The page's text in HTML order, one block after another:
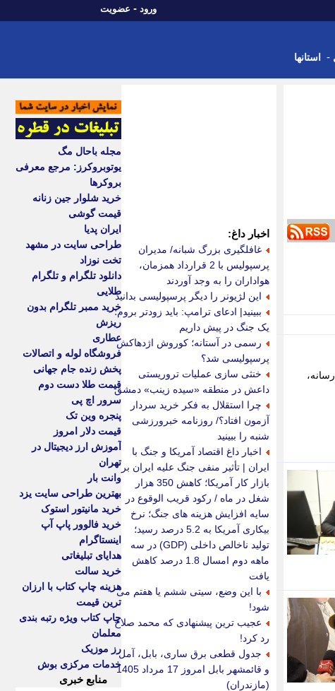
ورود - عضویت
- استانها
و رسانه،
اخبار داغ:
غافلگیری بزرگ شبانه/ مدیران
پرسپولیس با 2 قرارداد همزمان،
هواداران را به وجد آوردند
این لژیونر را دیگر پرسپولیسی بدانید
ببینید| ادعای ترامپ: باید زودتر بروم؛
یک جنگ در پیش داریم
رسمی در آستانه؛ کوروش اژدهاکش
پرسپولیسی شد؟
خنثی سازی عملیات تروریستی
داعش در منطقه «سیده زینب» دمشق
چرا استقلال به فکر خرید سردار
آزمون افتاد؟/ روزنامه خبرورزشی
شنبه را ببینید
اخبار داغ اقتصاد آمریکا و جنگ با
ایران | تأثیر منفی جنگ علیه ایران بر
بازار کار آمریکا؛ کاهش 350 هزار
شغل در ماه / رکود قریب الوقوع در
سایه افزایش هزینه های جنگ؛ نرخ
بیکاری آمریکا به 5.2 درصد رسید؛
تولید ناخالص داخلی (GDP) در سه
ماهه دوم امسال 1.8 درصد کاهش
یافت
با این وضع، سیتی ششم یا هفتم می
شود!
عجیب ترین پیشنهادی که محمد صلاح
رد کرد!
جدول قطعی برق ساری، بابل، آمل
و قائمشهر بابل امروز 17 مرداد 1405
(مازندران)
مجله باحال مگ
یوتوبروکرز: مرجع معرفی
بروکرها
خرید شلوار جین زنانه
قیمت گوشی
ایران پدیا
طراحی سایت در مشهد
تخت نوزاد
دانلود تلگرام و تلگرام
طلایی
خرید ممبر تلگرام بدون
ریزش
عطاری
فروشگاه لوله و اتصالات
پخش زنده جام جهانی
قیمت طلا دست دوم
سرور اچ پی
پنجره وین تک
قیمت دلار امروز
آموزش ارز دیجیتال در
تهران
وانت بار
بهترین طراحی سایت یزد
خرید مانیتور استوک
خرید فالوور پاپ آپ
اینستاگرام
هدایای تبلیغاتی
خرید سالت
هزینه چاپ کتاب با ارزان
ترین قیمت
چاپ کتاب ویژه رتبه بندی
معلمان
رز موزیک
خدمات مرکزی بوش
منابع خبری